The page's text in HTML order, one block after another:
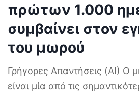
πρώτων 1.000
συμβαίνει στον
του μωρού
Γρήγορες Απαντήσεις (AI) Ο
είναι μία από τις